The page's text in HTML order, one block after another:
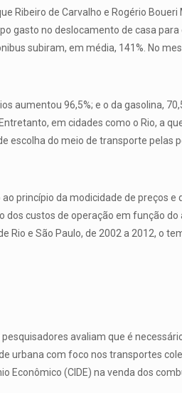
Ribeiro de Carvalho e Rogério
gasto no deslocamento de casa
subiram, em média, 141%. No
aumentou 96,5%; e o da gasolina,
em cidades como o Rio, a
escolha do meio de transporte pelas
princípio da modicidade de preços e
custos de operação em função
e São Paulo, de 2002 a 2012, o
avaliam que é
urbana com foco nos transportes
Econômico (CIDE) na venda dos